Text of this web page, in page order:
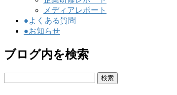
メディアレポート
●よくある質問
●お知らせ
ブログ内を検索